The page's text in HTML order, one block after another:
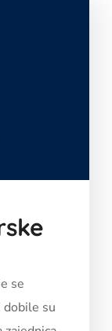
se
su